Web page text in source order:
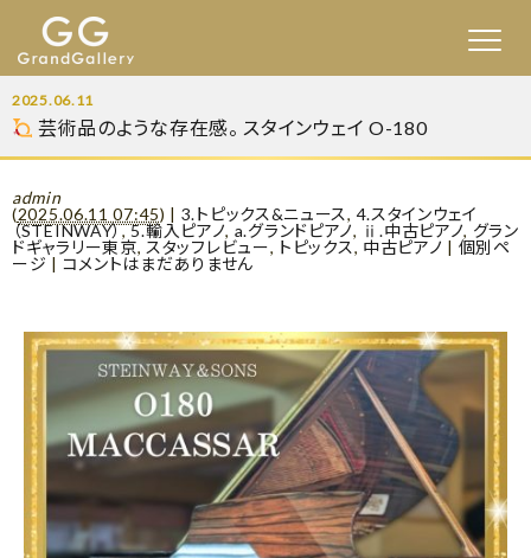
2025.06.11
芸術品のような存在感。 スタインウェイ O-180
admin
(2025.06.11 07:45) | 3.トピックス&ニュース, 4.スタインウェイ
（STEINWAY）,5.輸入ピアノ, a.グランドピアノ, ⅱ.中古ピアノ, グラン
ドギャラリー東京, スタッフレビュー, トピックス, 中古ピアノ | 個別ペ
ージ | コメントはまだありません